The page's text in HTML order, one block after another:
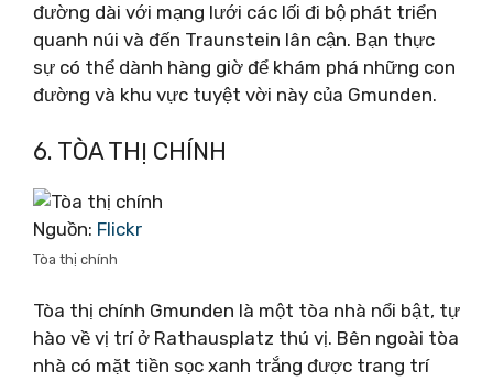
đường dài với mạng lưới các lối đi bộ phát triển
quanh núi và đến Traunstein lân cận. Bạn thực
sự có thể dành hàng giờ để khám phá những con
đường và khu vực tuyệt vời này của Gmunden.
6. TÒA THỊ CHÍNH
Nguồn: Flickr
Tòa thị chính
Tòa thị chính Gmunden là một tòa nhà nổi bật, tự
hào về vị trí ở Rathausplatz thú vị. Bên ngoài tòa
nhà có mặt tiền sọc xanh trắng được trang trí